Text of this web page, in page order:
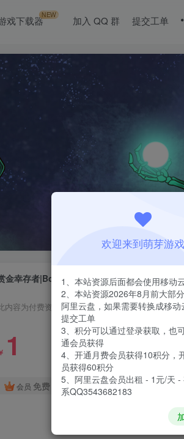
戏下载器NEW 加入 QQ 群 提交工单
金幸存者|Bounty of One|1.2b
内容为付费资源，请付费后查看
1
会员 免费
欢迎来到萌芽游戏
1、本站资源后面都会使用移动
2、本站资源2026年8月前大部
阿里云盘，如果需要转换成移动
提交工单
3、积分可以通过登录获取，也
通会员获得
4、开通月费会员获得10积分，
员获得60积分
5、阿里云盘会员出租 - 1元/天 -
系QQ3543682183